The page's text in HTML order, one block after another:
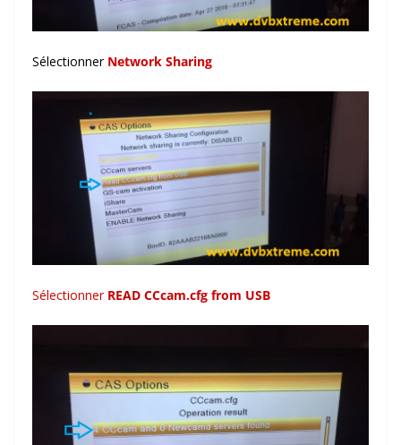
Sélectionner Network Sharing
Sélectionner READ CCcam.cfg from USB